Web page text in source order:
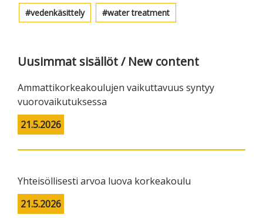
vedenkäsittely water treatment
Uusimmat sisällöt / New content
Ammattikorkeakoulujen vaikuttavuus syntyy
vuorovaikutuksessa
21.5.2026
Yhteisöllisesti arvoa luova korkeakoulu
21.5.2026